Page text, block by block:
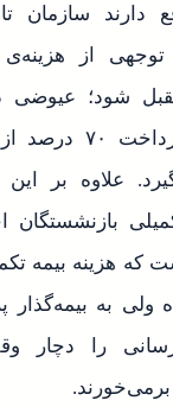
دارند سازمان
از هزینه‌ی
شود؛ عیوضی
گفت: سازمان باید
علاوه بر این
بازنشستگان
که هزینه بیمه
به بیمه‌گذار
را دچار